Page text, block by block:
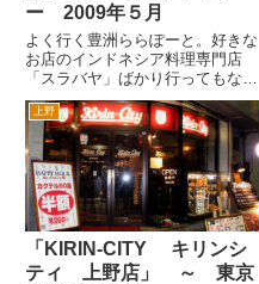
ー 2009年５月
よく行く豊洲ららぽーと。好きな
お店のインドネシア料理専門店
「スラバヤ」ばかり行ってもなん
だし・・・それ以外になかなか足
が、向くお店が・・・ ふと１階
にもレストランがあるのを発見！
行ってみました。地中海料理のア
ンジェロシシリーさんです。 一
見...
上野
「KIRIN-CITY キリンシ
ティ 上野店」 ～ 東京